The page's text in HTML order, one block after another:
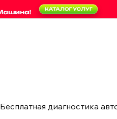
Бесплатная диагностика